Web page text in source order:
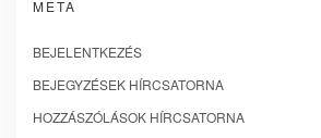
META
BEJELENTKEZÉS
BEJEGYZÉSEK HÍRCSATORNA
HOZZÁSZÓLÁSOK HÍRCSATORNA